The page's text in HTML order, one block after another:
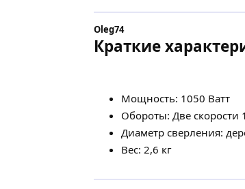
Oleg74
Краткие
Мощность: 1050 Ватт
Обороты: Две
Диаметр сверления:
Вес: 2,6 кг